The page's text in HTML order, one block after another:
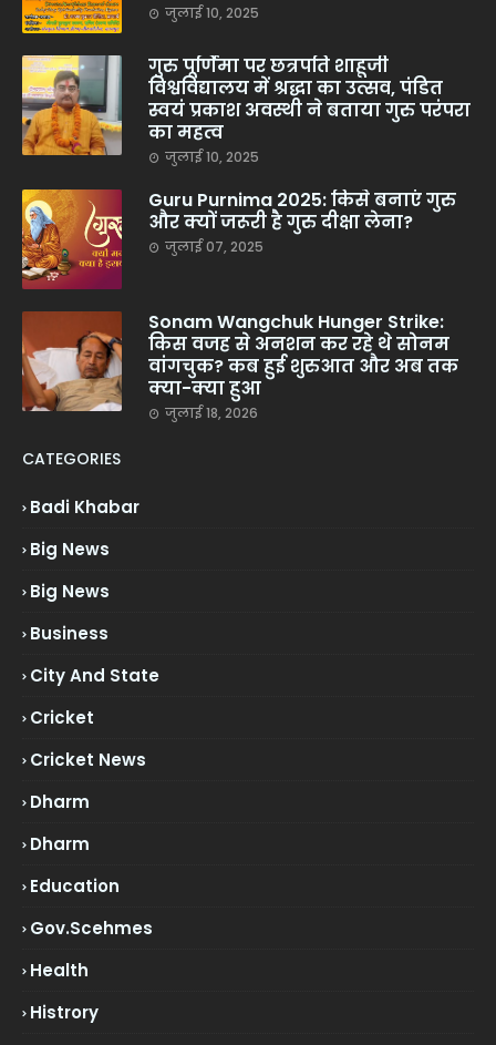
जुलाई 10, 2025
गुरु पूर्णिमा पर छत्रपति शाहूजी
विश्वविद्यालय में श्रद्धा का उत्सव, पंडित
स्वयं प्रकाश अवस्थी ने बताया गुरु परंपरा
का महत्व
जुलाई 10, 2025
Guru Purnima 2025: किसे बनाएं गुरु
और क्यों जरूरी है गुरु दीक्षा लेना?
जुलाई 07, 2025
Sonam Wangchuk Hunger Strike:
किस वजह से अनशन कर रहे थे सोनम
वांगचुक? कब हुई शुरुआत और अब तक
क्या-क्या हुआ
जुलाई 18, 2026
CATEGORIES
Badi Khabar
Big News
Big News
Business
City And State
Cricket
Cricket News
Dharm
Dharm
Education
Gov.scehmes
Health
Histrory